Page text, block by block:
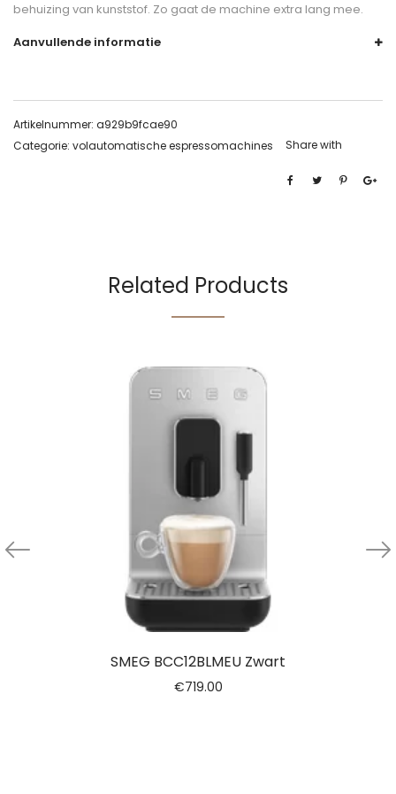
behuizing van kunststof. Zo gaat de machine extra lang mee.
Aanvullende informatie
Artikelnummer: a929b9fcae90
Categorie: volautomatische espressomachines Share with
Related Products
SMEG BCC12BLMEU Zwart
€719.00